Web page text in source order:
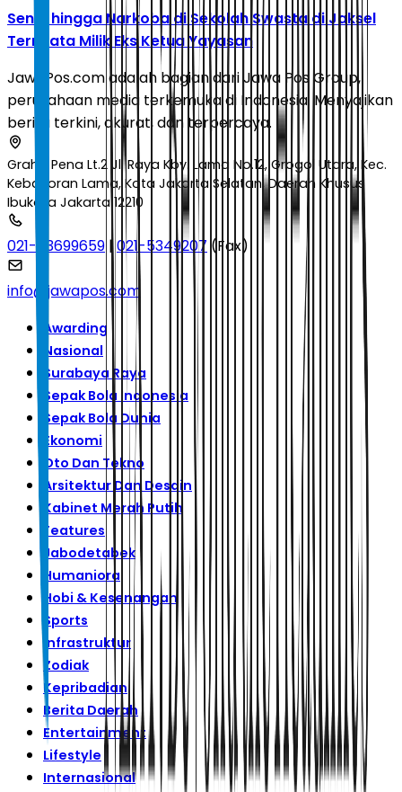
Senpi hingga Narkoba di Sekolah Swasta di Jaksel
Ternyata Milik Eks Ketua Yayasan
JawaPos.com adalah bagian dari Jawa Pos Group,
perusahaan media terkemuka di Indonesia. Menyajikan
berita terkini, akurat, dan terpercaya.
Graha Pena Lt.2 Jl. Raya Kby. Lama No.12, Grogol Utara, Kec.
Kebayoran Lama, Kota Jakarta Selatan, Daerah Khusus
Ibukota Jakarta 12210
021-53699659 |021-5349207 (Fax)
info@jawapos.com
Awarding
Nasional
Surabaya Raya
Sepak Bola Indonesia
Sepak Bola Dunia
Ekonomi
Oto Dan Tekno
Arsitektur Dan Desain
Kabinet Merah Putih
Features
Jabodetabek
Humaniora
Hobi & Kesenangan
Sports
Infrastruktur
Zodiak
Kepribadian
Berita Daerah
Entertainment
Lifestyle
Internasional